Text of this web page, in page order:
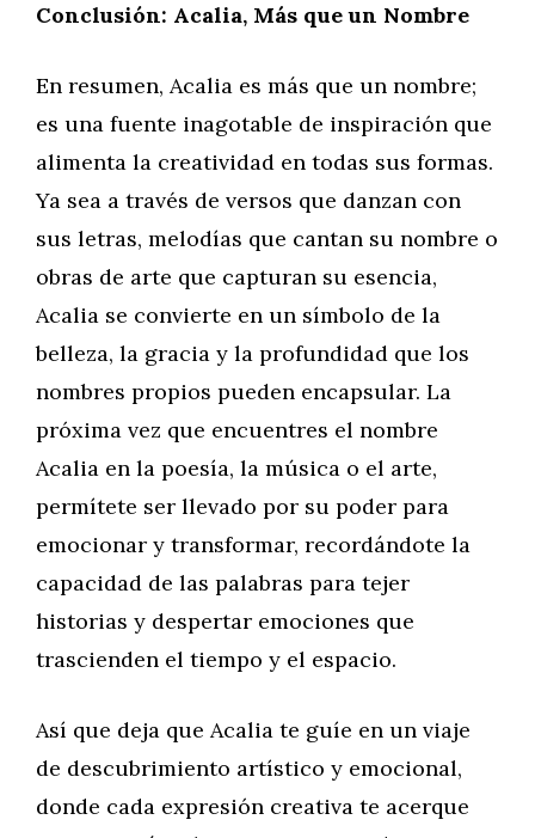
Conclusión: Acalia, Más que un Nombre
En resumen, Acalia es más que un nombre;
es una fuente inagotable de inspiración que
alimenta la creatividad en todas sus formas.
Ya sea a través de versos que danzan con
sus letras, melodías que cantan su nombre o
obras de arte que capturan su esencia,
Acalia se convierte en un símbolo de la
belleza, la gracia y la profundidad que los
nombres propios pueden encapsular. La
próxima vez que encuentres el nombre
Acalia en la poesía, la música o el arte,
permítete ser llevado por su poder para
emocionar y transformar, recordándote la
capacidad de las palabras para tejer
historias y despertar emociones que
trascienden el tiempo y el espacio.
Así que deja que Acalia te guíe en un viaje
de descubrimiento artístico y emocional,
donde cada expresión creativa te acerque